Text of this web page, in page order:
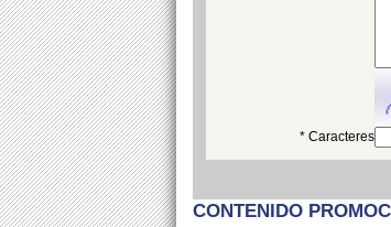
* Caracteres